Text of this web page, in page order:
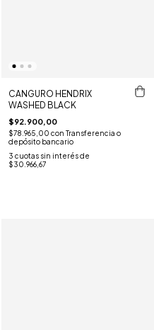
CANGURO HENDRIX
WASHED BLACK
$92.900,00
$78.965,00 con Transferencia o
depósito bancario
3 cuotas sin interés de
$30.966,67